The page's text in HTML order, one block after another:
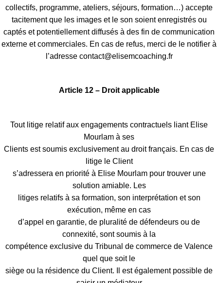
collectifs, programme, ateliers, séjours, formation…) accepte
tacitement que les images et le son soient enregistrés ou
captés et potentiellement diffusés à des fin de communication
externe et commerciales. En cas de refus, merci de le notifier à
l’adresse contact@elisemcoaching.fr
Article 12 – Droit applicable
Tout litige relatif aux engagements contractuels liant Elise
Mourlam à ses
Clients est soumis exclusivement au droit français. En cas de
litige le Client
s’adressera en priorité à Elise Mourlam pour trouver une
solution amiable. Les
litiges relatifs à sa formation, son interprétation et son
exécution, même en cas
d’appel en garantie, de pluralité de défendeurs ou de
connexité, sont soumis à la
compétence exclusive du Tribunal de commerce de Valence
quel que soit le
siège ou la résidence du Client. Il est également possible de